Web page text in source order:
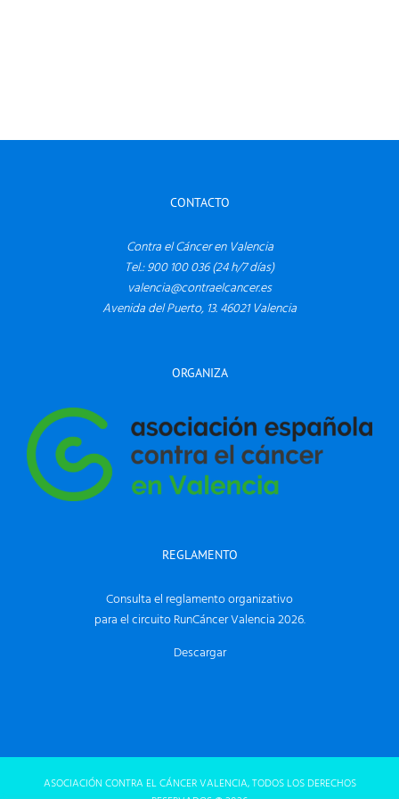
CONTACTO
Contra el Cáncer en Valencia
Tel.: 900 100 036 (24 h/7 días)
valencia@contraelcancer.es
Avenida del Puerto, 13. 46021 Valencia
ORGANIZA
REGLAMENTO
Consulta el reglamento organizativo
para el circuito RunCáncer Valencia 2026.
Descargar
ASOCIACIÓN CONTRA EL CÁNCER VALENCIA, TODOS LOS DERECHOS